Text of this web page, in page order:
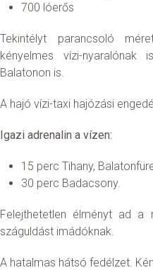
700 lóerős
Tekintélyt parancsoló
kényelmes vízi-
Balatonon is.
A hajó vízi-taxi hajózási
Igazi adrenalin a vízen:
15 perc Tihany,
30 perc Badacsony.
Felejthetetlen élményt ad
száguldást imádóknak.
A hatalmas hátsó fedélzet.